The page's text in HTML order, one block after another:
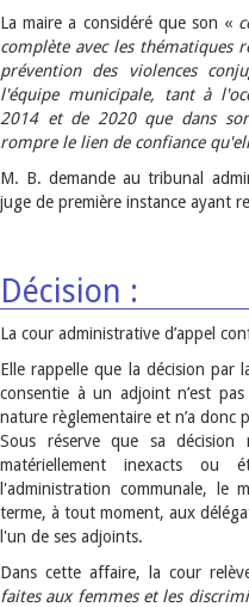
La maire a considéré que son «
complète avec les thématiques
prévention des violences
l'équipe municipale, tant à
2014 et de 2020 que dans
rompre le lien de confiance
M. B. demande au tribunal
juge de première instance ayant
Décision :
La cour administrative d’appel
Elle rappelle que la décision par
consentie à un adjoint n’est
nature règlementaire et n’a donc
Sous réserve que sa
matériellement inexacts
l'administration communale, le
terme, à tout moment, aux
l'un de ses adjoints.
Dans cette affaire, la cour
faites aux femmes et les